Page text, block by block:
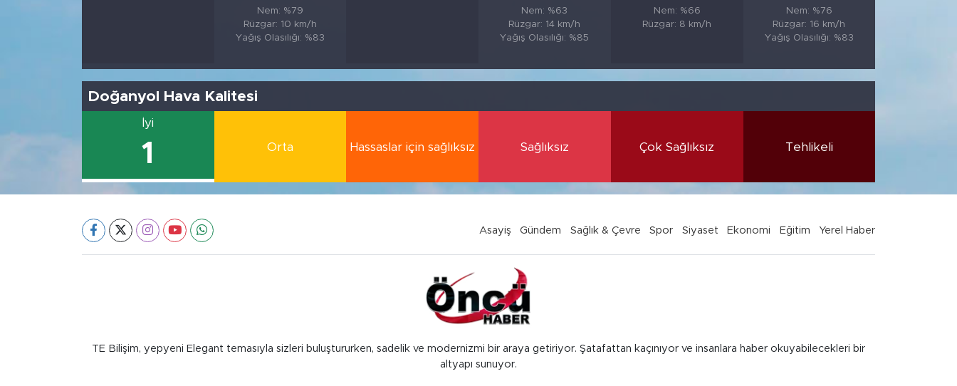
Nem: %79
Rüzgar: 10 km/h
Yağış Olasılığı: %83
Nem: %63
Rüzgar: 14 km/h
Yağış Olasılığı: %85
Nem: %66
Rüzgar: 8 km/h
Nem: %76
Rüzgar: 16 km/h
Yağış Olasılığı: %83
Doğanyol Hava Kalitesi
İyi
1 Orta Hassaslar için sağlıksız Sağlıksız Çok Sağlıksız Tehlikeli
Asayiş Gündem Sağlık & Çevre Spor Siyaset Ekonomi Eğitim Yerel Haber
TE Bilişim, yepyeni Elegant temasıyla sizleri buluştururken, sadelik ve modernizmi bir araya getiriyor. Şatafattan kaçınıyor ve insanlara haber okuyabilecekleri bir
altyapı sunuyor.